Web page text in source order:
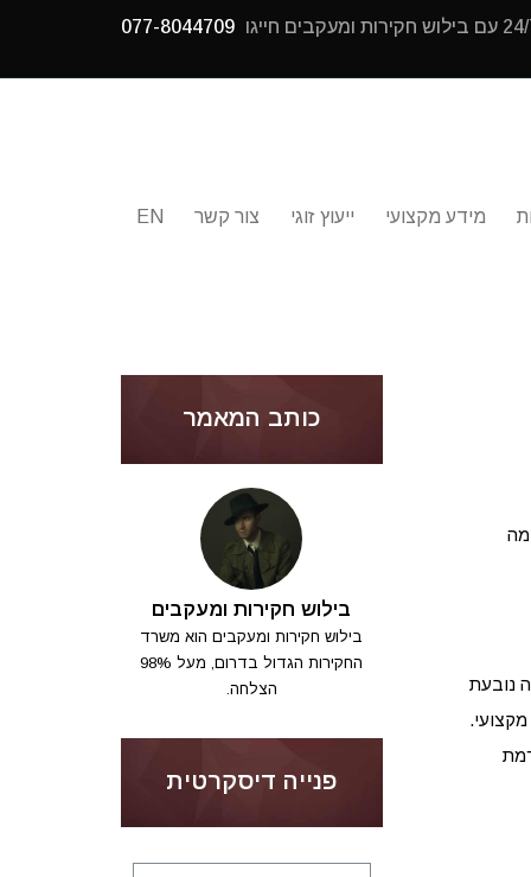
077-8044709
מידע מקצועי ייעוץ זוגי צור קשר EN
נובעת
כותב המאמר
בילוש חקירות ומעקבים
בילוש חקירות ומעקבים הוא משרד
החקירות הגדול בדרום, מעל 98%
הצלחה.
פנייה דיסקרטית